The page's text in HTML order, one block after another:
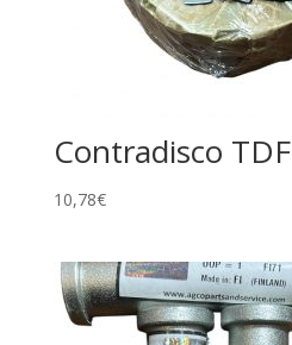
Contradisco TDF
10,78€